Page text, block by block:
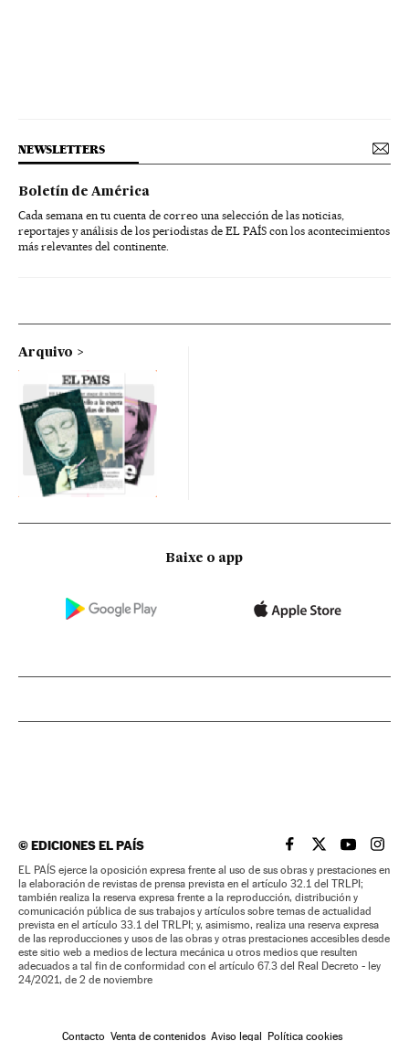
NEWSLETTERS
Boletín de América
Cada semana en tu cuenta de correo una selección de las noticias,
reportajes y análisis de los periodistas de EL PAÍS con los acontecimientos
más relevantes del continente.
Arquivo
Baixe o app
©EDICIONES EL PAÍS EL PAÍS BRASIL EN
EL PAÍSEL PAÍS
EL
EL PAÍS ejerce la oposición expresa frente al uso de sus obras y prestaciones en
la elaboración de revistas de prensa prevista en el artículo 32.1 del TRLPI;
también realiza la reserva expresa frente a la reproducción, distribución y
comunicación pública de sus trabajos y artículos sobre temas de actualidad
prevista en el artículo 33.1 del TRLPI; y, asimismo, realiza una reserva expresa
de las reproducciones y usos de las obras y otras prestaciones accesibles desde
este sitio web a medios de lectura mecánica u otros medios que resulten
adecuados a tal fin de conformidad con el artículo 67.3 del Real Decreto - ley
24/2021, de 2 de noviembre
Contacto Venta de contenidos Aviso legal Política cookies